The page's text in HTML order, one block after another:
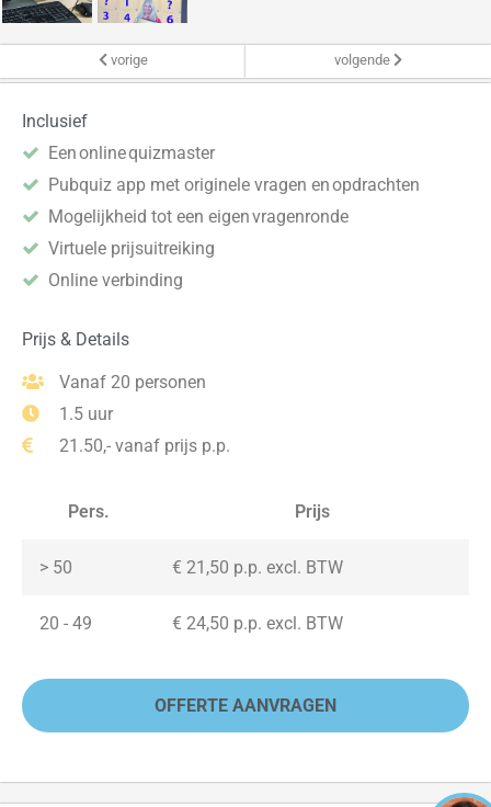
vorige volgende
Inclusief
Een online quizmaster
Pubquiz app met originele vragen en opdrachten
Mogelijkheid tot een eigen vragenronde
Virtuele prijsuitreiking
Online verbinding
Prijs & Details
Vanaf 20 personen
1.5 uur
21.50,- vanaf prijs p.p.
Pers. Prijs
> 50 € 21,50 p.p. excl. BTW
20 - 49 € 24,50 p.p. excl. BTW
OFFERTE AANVRAGEN